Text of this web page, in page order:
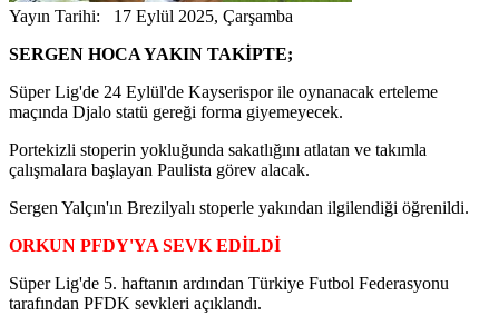
Yayın Tarihi: 17 Eylül 2025, Çarşamba
SERGEN HOCA YAKIN TAKİPTE;
Süper Lig'de 24 Eylül'de Kayserispor ile oynanacak erteleme
maçında Djalo statü gereği forma giyemeyecek.
Portekizli stoperin yokluğunda sakatlığını atlatan ve takımla
çalışmalara başlayan Paulista görev alacak.
Sergen Yalçın'ın Brezilyalı stoperle yakından ilgilendiği öğrenildi.
ORKUN PFDY'YA SEVK EDİLDİ
Süper Lig'de 5. haftanın ardından Türkiye Futbol Federasyonu
tarafından PFDK sevkleri açıklandı.